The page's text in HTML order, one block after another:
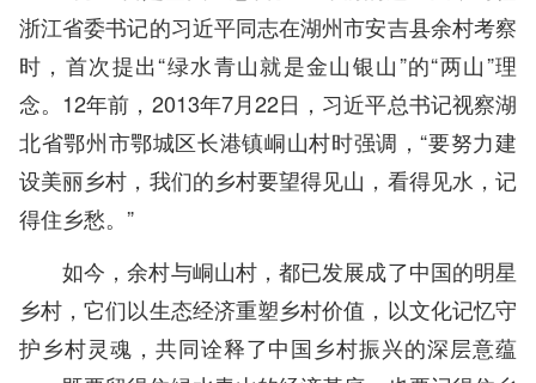
浙江省委书记的习近平同志在湖州市安吉县余村考察
时，首次提出“绿水青山就是金山银山”的“两山”理
念。12年前，2013年7月22日，习近平总书记视察湖
北省鄂州市鄂城区长港镇峒山村时强调，“要努力建
设美丽乡村，我们的乡村要望得见山，看得见水，记
得住乡愁。”
如今，余村与峒山村，都已发展成了中国的明星
乡村，它们以生态经济重塑乡村价值，以文化记忆守
护乡村灵魂，共同诠释了中国乡村振兴的深层意蕴